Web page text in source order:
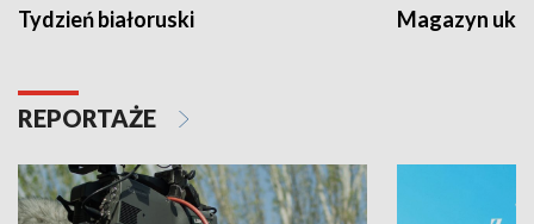
Tydzień białoruski Magazyn
REPORTAŻE